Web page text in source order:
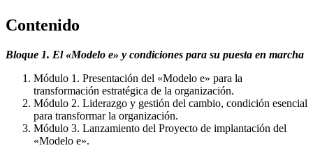
Contenido
Bloque 1. El «Modelo e» y condiciones para su puesta en marcha
Módulo 1. Presentación del «Modelo e» para la
transformación estratégica de la organización.
Módulo 2. Liderazgo y gestión del cambio, condición esencial
para transformar la organización.
Módulo 3. Lanzamiento del Proyecto de implantación del
«Modelo e».